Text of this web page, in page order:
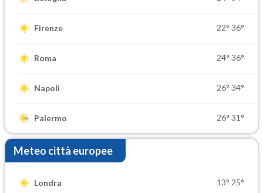
Firenze 22° 36°
Roma 24° 36°
Napoli 26° 34°
Palermo 26° 31°
Meteo città europee
Londra 13° 25°